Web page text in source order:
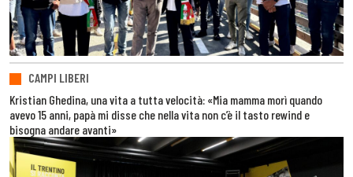
CAMPI LIBERI
Kristian Ghedina, una vita a tutta velocità: «Mia mamma morì quando
avevo 15 anni, papà mi disse che nella vita non c’è il tasto rewind e
bisogna andare avanti»